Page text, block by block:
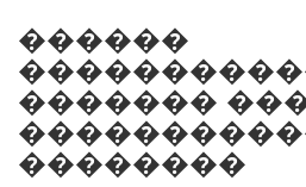
������
�������
��������